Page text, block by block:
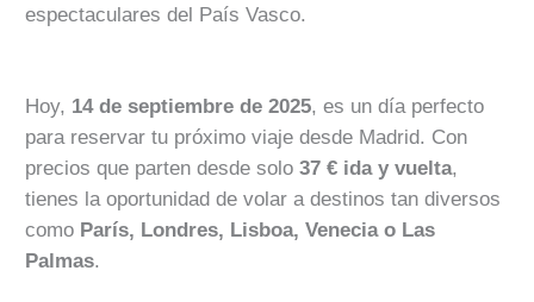
espectaculares del País Vasco.
Hoy, 14 de septiembre de 2025, es un día perfecto
para reservar tu próximo viaje desde Madrid. Con
precios que parten desde solo 37 € ida y vuelta,
tienes la oportunidad de volar a destinos tan diversos
como París, Londres, Lisboa, Venecia o Las
Palmas.